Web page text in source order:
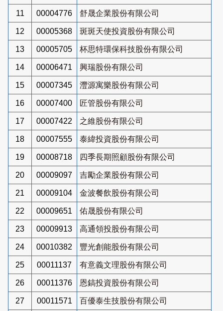
11 00004776 舒晟企業股份有限公司
12 00005368 斑斑天使投資股份有限公司
13 00005705 杯思特環保科技股份有限公司
14 00006471 興瑞股份有限公司
15 00007345 灃源寓樂股份有限公司
16 00007400 匠管股份有限公司
17 00007422 之維股份有限公司
18 00007555 泰緯投資股份有限公司
19 00008718 四季長期照顧股份有限公司
20 00009097 吉勵企業股份有限公司
21 00009104 金波餐飲股份有限公司
22 00009651 佑晟股份有限公司
23 00009913 高通領投股份有限公司
24 00010382 豐光創能股份有限公司
25 00011137 有意義文理股份有限公司
26 00011376 恩鎬投資股份有限公司
27 00011571 百優泰生技股份有限公司